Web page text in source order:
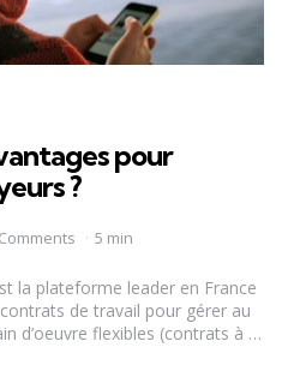
pour
?
5 min
la plateforme leader en France
de travail pour gérer au
d’oeuvre flexibles (contrats à …